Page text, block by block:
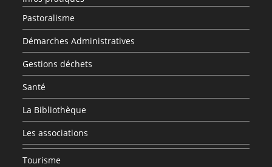
Pastoralisme
Démarches Administratives
Gestions déchets
Santé
La Bibliothèque
Les associations
Tourisme